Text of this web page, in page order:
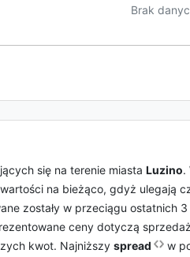
Brak
się na terenie miasta Luzino.
na bieżąco, gdyż ulegają
zostały w przeciągu ostatnich
ceny dotyczą
kwot. Najniższy spread w